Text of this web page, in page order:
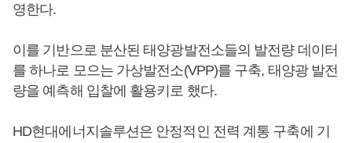
영한다.
이를 기반으로 분산된 태양광발전소들의 발전량 데이터
를 하나로 모으는 가상발전소(VPP)를 구축, 태양광 발전
량을 예측해 입찰에 활용키로 했다.
HD현대에너지솔루션은 안정적인 전력 계통 구축에 기